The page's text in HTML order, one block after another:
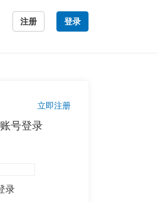
登录
注册
立即注册
账号登录
录